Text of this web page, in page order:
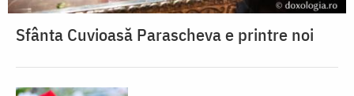
Sfânta Cuvioasă Parascheva e printre noi